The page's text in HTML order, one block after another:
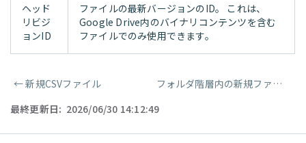
ヘッド
リビジ
ョンID
ファイルの最新バージョンのID。 これは、
Google Drive内のバイナリコンテンツを含む
ファイルでのみ使用できます。
ページャー
←新規CSVファイル
フォルダ階層内の新規ファイル/フォルダ
最終更新日: 2026/06/30 14:12:49